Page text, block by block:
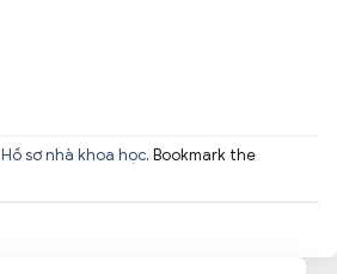
Hồ sơ nhà khoa học. Bookmark the